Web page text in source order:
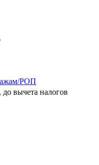
РОП
до вычета налогов